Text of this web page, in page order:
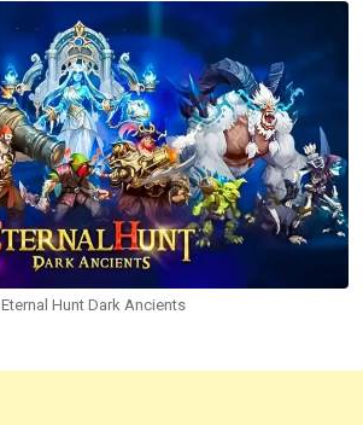
Email
Eternal Hunt Dark Ancients